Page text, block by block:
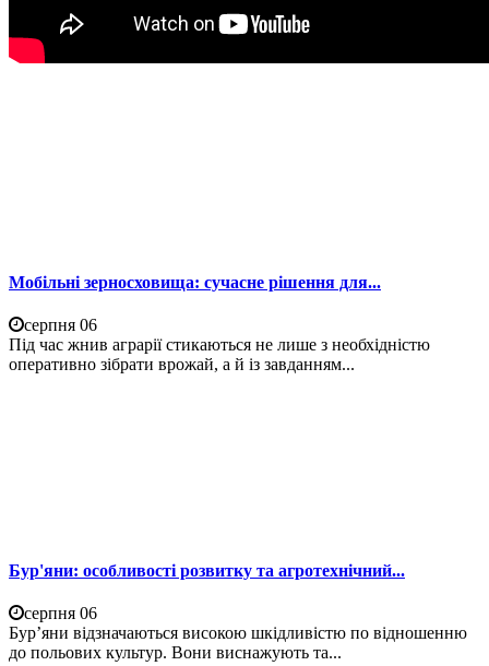
Мобільні зерносховища: сучасне рішення для...
серпня 06
Під час жнив аграрії стикаються не лише з необхідністю
оперативно зібрати врожай, а й із завданням...
Бур'яни: особливості розвитку та агротехнічний...
серпня 06
Бур’яни відзначаються високою шкідливістю по відношенню
до польових культур. Вони виснажують та...